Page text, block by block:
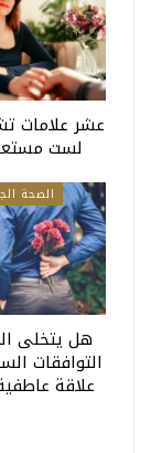
عشر علامات
لست
الصحة
التوافقات
علاقة